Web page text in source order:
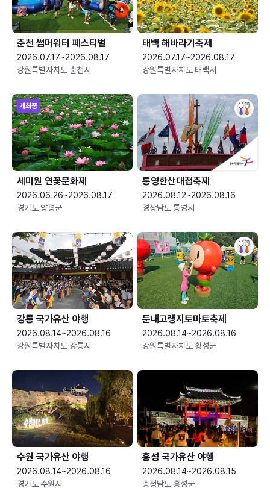
춘천 썸머워터 페스티벌
2026.07.17~2026.08.17
강원특별자치도 춘천시
태백 해바라기축제
2026.07.17~2026.08.17
강원특별자치도 태백시
개최중
세미원 연꽃문화제
2026.06.26~2026.08.17
경기도 양평군
통영한산대첩축제
2026.08.12~2026.08.16
경상남도 통영시
강릉 국가유산 야행
2026.08.14~2026.08.16
강원특별자치도 강릉시
둔내고랭지토마토축제
2026.08.14~2026.08.16
강원특별자치도 횡성군
수원 국가유산 야행
2026.08.14~2026.08.16
경기도 수원시
홍성 국가유산 야행
2026.08.14~2026.08.15
충청남도 홍성군